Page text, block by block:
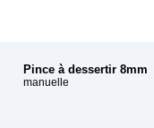
Pince à dessertir 8mm
manuelle